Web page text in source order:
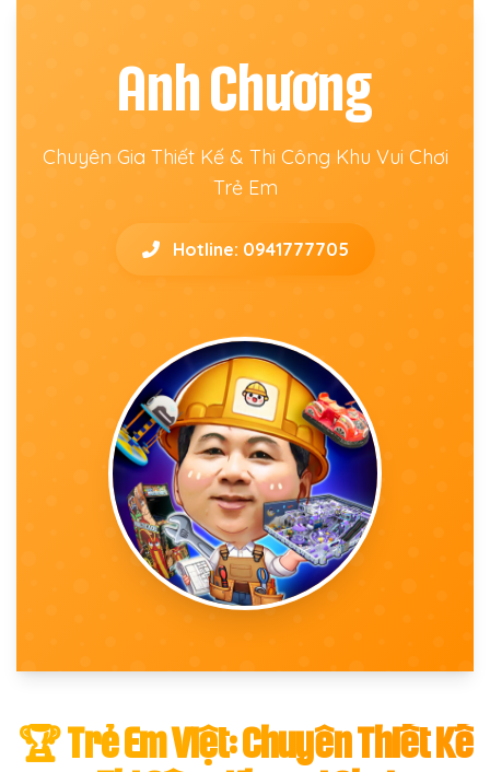
Anh Chương
Chuyên Gia Thiết Kế & Thi Công Khu Vui Chơi
Trẻ Em
Hotline: 0941777705
🏆 Trẻ Em Việt: Chuyên Thiết Kế